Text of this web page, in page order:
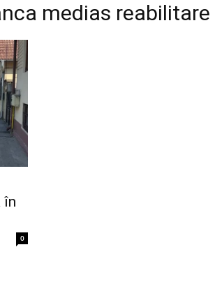
medias reabilitare
în
0